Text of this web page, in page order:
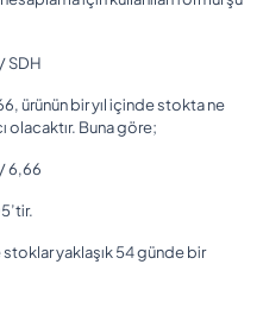
SDH
ürünün bir yıl içinde stokta ne
olacaktır. Buna göre;
6,66
yaklaşık 54 günde bir